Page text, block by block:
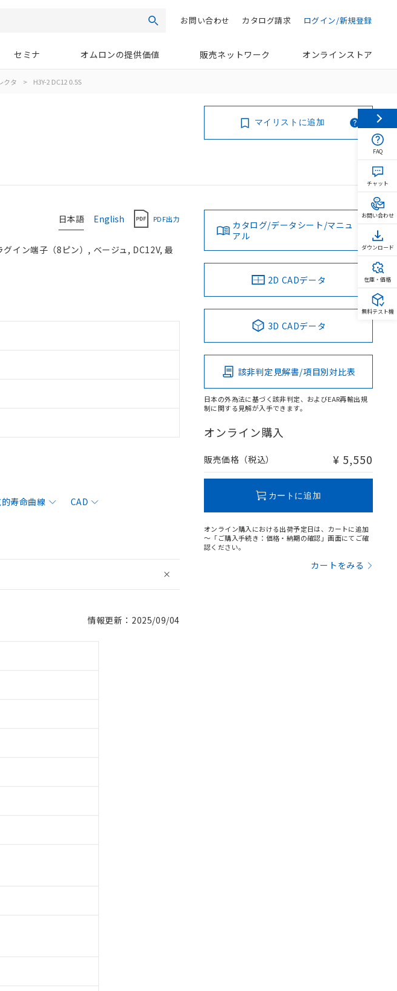
検索 ログイン/新規登録
カタログ請求
お問い合わせ
セミナ オムロンの提供価値 販売ネットワーク オンラインストア
クタ > H3Y-2 DC12 0.5S
マイリストに追加
日本語 English PDF出力
イン端子（8ピン）, ベージュ, DC12V, 最
寿命曲線
CAD
情報更新：2025/09/04
カタログ/データシート/マニュ
アル
2D CADデータ
3D CADデータ
該非判定見解書/項目別対比表
日本の外為法に基づく該非判定、およびEAR再輸出規
制に関する見解が入手できます。
オンライン購入
販売価格（税込） ¥ 5,550
カートに追加
オンライン購入における出荷予定日は、カートに追加
～「ご購入手続き：価格・納期の確認」画面にてご確
認ください。
カートをみる
FAQ
チャット
お問い合わせ
ダウンロード
在庫・価格
無料テスト機